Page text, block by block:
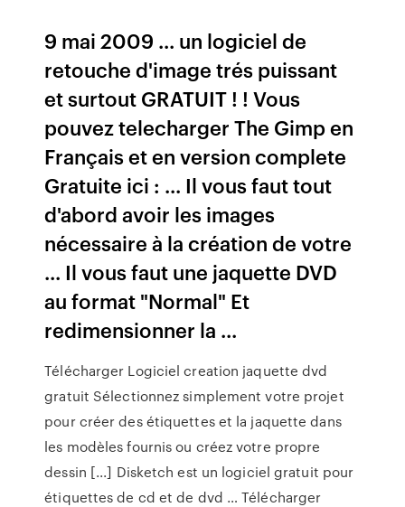
9 mai 2009 ... un logiciel de
retouche d'image trés puissant
et surtout GRATUIT ! ! Vous
pouvez telecharger The Gimp en
Français et en version complete
Gratuite ici : ... Il vous faut tout
d'abord avoir les images
nécessaire à la création de votre
... Il vous faut une jaquette DVD
au format "Normal" Et
redimensionner la ...
Télécharger Logiciel creation jaquette dvd
gratuit Sélectionnez simplement votre projet
pour créer des étiquettes et la jaquette dans
les modèles fournis ou créez votre propre
dessin [...] Disketch est un logiciel gratuit pour
étiquettes de cd et de dvd … Télécharger